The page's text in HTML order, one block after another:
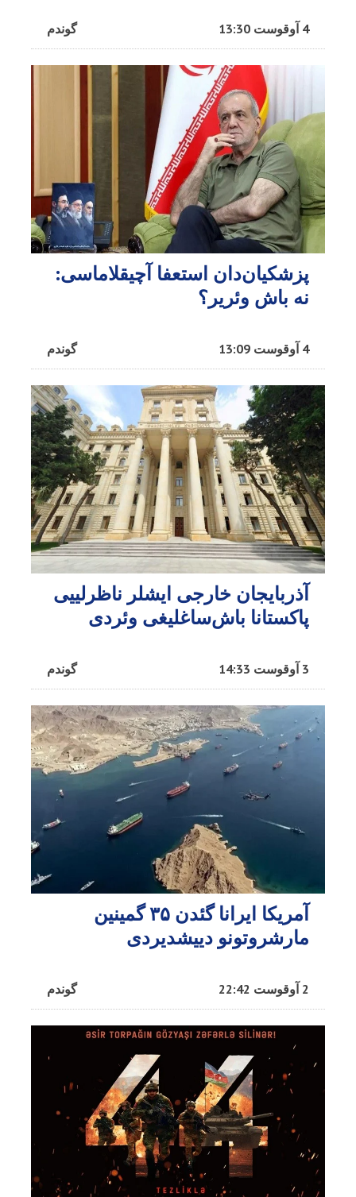
گوندم 4 آوقوست 13:30
پزشکیان‌دان استعفا آچیقلاماسی:
نه باش وئریر؟
گوندم 4 آوقوست 13:09
آذربایجان خارجی ایشلر ناظرلییی
پاکستانا باش‌ساغلیغی وئردی
گوندم 3 آوقوست 14:33
آمریکا ایرانا گئدن ۳۵ گمینین
مارشروتونو دییشدیردی
گوندم 2 آوقوست 22:42